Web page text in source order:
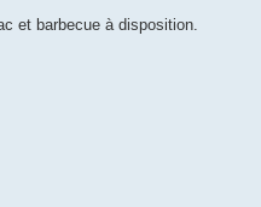
et barbecue à disposition.